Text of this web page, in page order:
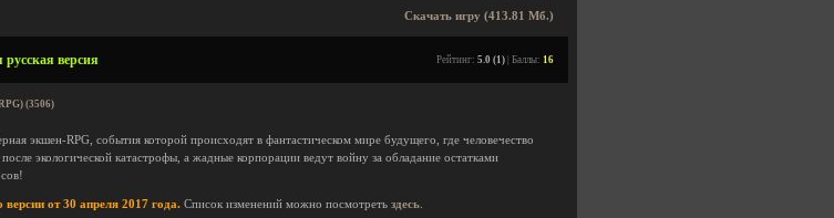
Скачать игру (413.81 Мб.)
версия Рейтинг: 5.0 (1) | Баллы: 16
(3506)
экшен-RPG, события которой происходят в фантастическом мире будущего, где человечество
экологической катастрофы, а жадные корпорации ведут войну за обладание остатками
от 30 апреля 2017 года. Список изменений можно посмотреть здесь